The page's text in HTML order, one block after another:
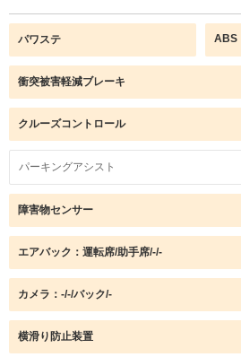
パワステ ABS
衝突被害軽減ブレーキ
クルーズコントロール
パーキングアシスト
障害物センサー
エアバック：運転席/助手席/-/-
カメラ：-/-/バック/-
横滑り防止装置